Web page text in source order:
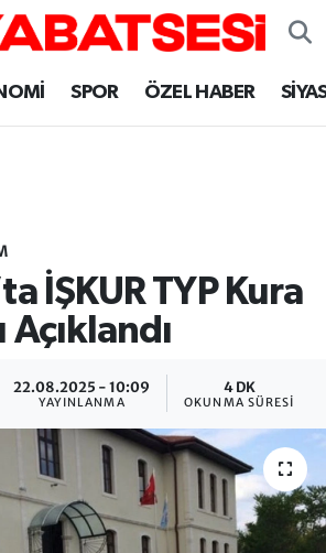
SPOR ÖZEL HABER
İŞKUR TYP Kura
Açıklandı
22.08.2025 - 10:09
YAYINLANMA
4 DK
OKUNMA SÜRESI
Eczaneler
Haritası
Durumu ve Fikstür